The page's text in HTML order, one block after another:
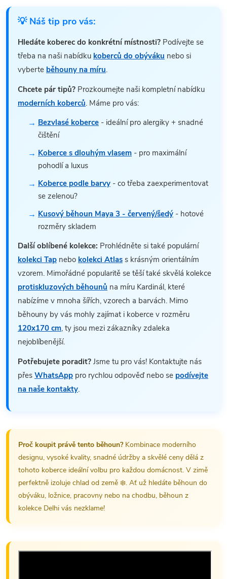
💡 Náš tip pro vás:
Hledáte koberec do konkrétní místnosti? Podívejte se
třeba na naši nabídku koberců do obýváku nebo si
vyberte běhouny na míru.
Chcete pár tipů? Prozkoumejte naši kompletní nabídku
moderních koberců. Máme pro vás:
Bezvlasé koberce - ideální pro alergiky + snadné
čištění
Koberce s dlouhým vlasem - pro maximální
pohodlí a luxus
Koberce podle barvy - co třeba zaexperimentovat
se zelenou?
Kusový běhoun Maya 3 - červený/šedý - hotové
rozměry skladem
Další oblíbené kolekce: Prohlédněte si také populární
kolekci Tap nebo kolekci Atlas s krásným orientálním
vzorem. Mimořádné popularitě se těší také skvělá kolekce
protiskluzových běhounů na míru Kardinál, které
nabízíme v mnoha šířích, vzorech a barvách. Mimo
běhouny by vás mohly zajímat i koberce v rozměru
120x170 cm, ty jsou mezi zákazníky zdaleka
nejoblíbenější.
Potřebujete poradit? Jsme tu pro vás! Kontaktujte nás
přes WhatsApp pro rychlou odpověď nebo se podívejte
na naše kontakty.
Proč koupit právě tento běhoun?Kombinace moderního
designu, vysoké kvality, snadné údržby a skvělé ceny dělá z
tohoto koberce ideální volbu pro každou domácnost. V zimě
perfektně izoluje chlad od země ❄️. Ať už hledáte běhoun do
obýváku, ložnice, pracovny nebo na chodbu, běhoun z
kolekce Delhi vás nezklame!